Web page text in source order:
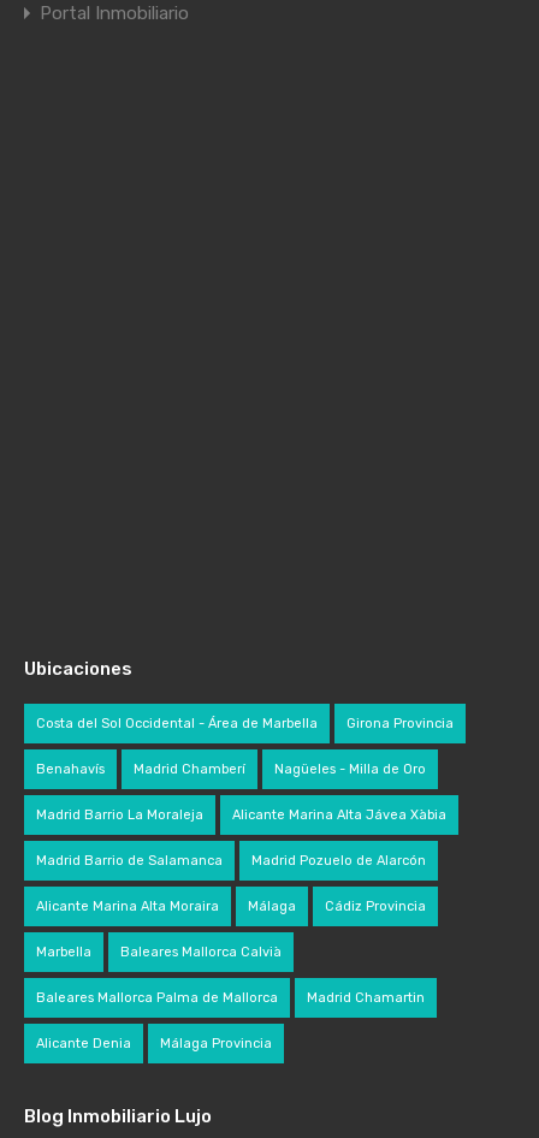
Portal Inmobiliario
Ubicaciones
Costa del Sol Occidental - Área de Marbella Girona Provincia
Benahavís Madrid Chamberí Nagüeles - Milla de Oro
Madrid Barrio La Moraleja Alicante Marina Alta Jávea Xàbia
Madrid Barrio de Salamanca Madrid Pozuelo de Alarcón
Alicante Marina Alta Moraira Málaga Cádiz Provincia
Marbella Baleares Mallorca Calvià
Baleares Mallorca Palma de Mallorca Madrid Chamartin
Alicante Denia Málaga Provincia
Blog Inmobiliario Lujo